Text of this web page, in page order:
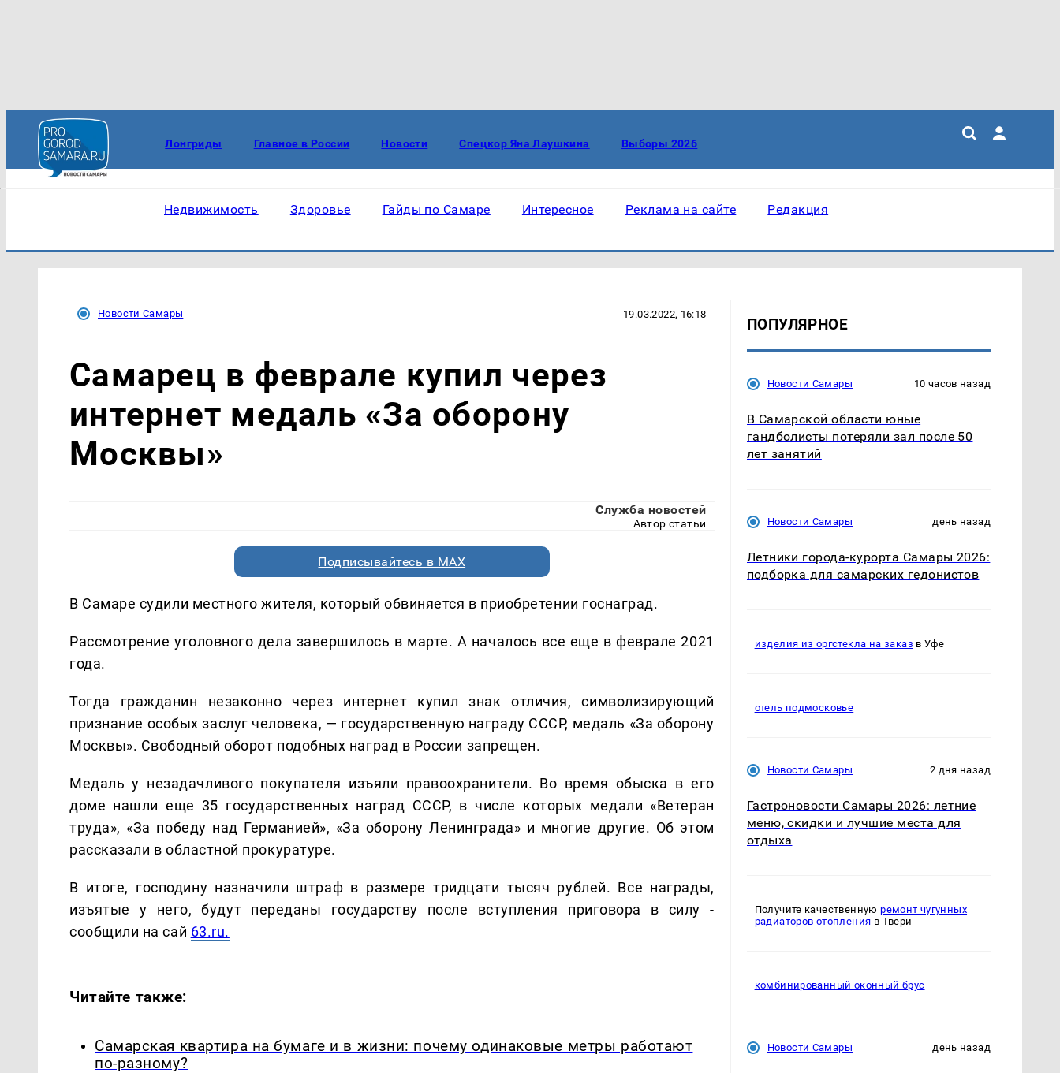
Лонгриды Главное в России Новости Спецкор Яна Лаушкина Выборы 2026
Недвижимость Здоровье Гайды по Самаре Интересное Реклама на сайте Редакция
Новости Самары 19.03.2022, 16:18
Самарец в феврале купил через
интернет медаль «За оборону
Москвы»
Служба новостей
Автор статьи
Подписывайтесь в MAX
В Самаре судили местного жителя, который обвиняется в приобретении госнаград.
Рассмотрение уголовного дела завершилось в марте. А началось все еще в феврале 2021
года.
Тогда гражданин незаконно через интернет купил знак отличия, символизирующий
признание особых заслуг человека, — государственную награду СССР, медаль «За оборону
Москвы». Свободный оборот подобных наград в России запрещен.
Медаль у незадачливого покупателя изъяли правоохранители. Во время обыска в его
доме нашли еще 35 государственных наград СССР, в числе которых медали «Ветеран
труда», «За победу над Германией», «За оборону Ленинграда» и многие другие. Об этом
рассказали в областной прокуратуре.
В итоге, господину назначили штраф в размере тридцати тысяч рублей. Все награды,
изъятые у него, будут переданы государству после вступления приговора в силу -
сообщили на сай 63.ru.
Читайте также:
Самарская квартира на бумаге и в жизни: почему одинаковые метры работают
по-разному?
ПОПУЛЯРНОЕ
Новости Самары 10 часов назад
В Самарской области юные
гандболисты потеряли зал после 50
лет занятий
Новости Самары день назад
Летники города-курорта Самары 2026:
подборка для самарских гедонистов
изделия из оргстекла на заказ в Уфе
отель подмосковье
Новости Самары 2 дня назад
Гастроновости Самары 2026: летние
меню, скидки и лучшие места для
отдыха
Получите качественнуюремонт чугунных
радиаторов отопления в Твери
комбинированный оконный брус
Новости Самары день назад